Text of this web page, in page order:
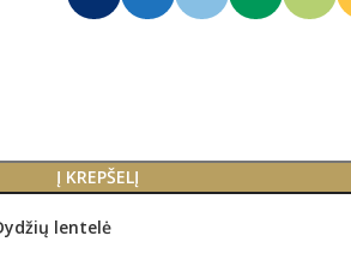
Į KREPŠELĮ
lentelė